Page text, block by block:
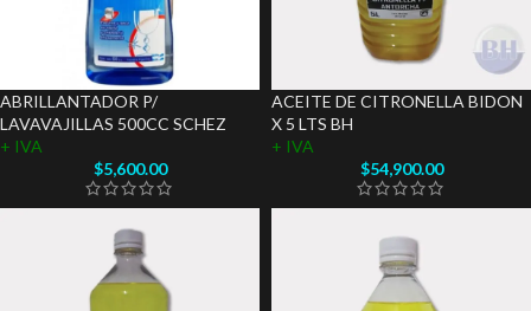
ABRILLANTADOR P/
LAVAVAJILLAS 500CC SCHEZ
+ IVA
$5,600.00
ACEITE DE CITRONELLA BIDON
X 5 LTS BH
+ IVA
$54,900.00